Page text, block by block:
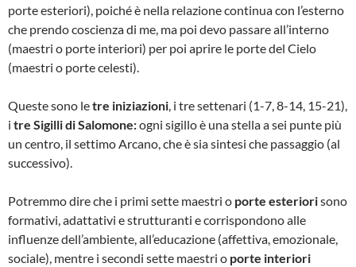
porte esteriori), poiché è nella relazione continua con l’esterno
che prendo coscienza di me, ma poi devo passare all’interno
(maestri o porte interiori) per poi aprire le porte del Cielo
(maestri o porte celesti).
Queste sono letre iniziazioni, i tre settenari (1-7, 8-14, 15-21),
i tre Sigilli di Salomone:ogni sigillo è una stella a sei punte più
un centro, il settimo Arcano, che è sia sintesi che passaggio (al
successivo).
Potremmo dire che i primi sette maestri o porte esteriorisono
formativi, adattativi e strutturanti e corrispondono alle
influenze dell’ambiente, all’educazione (affettiva, emozionale,
sociale), mentre i secondi sette maestri o porte interiori